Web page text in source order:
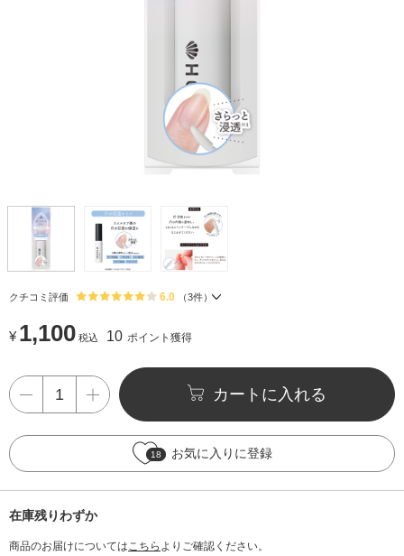
クチコミ評価 6.0 （3件）
¥ 1,100 税込 10 ポイント獲得
カートに入れる
18 お気に入りに登録
在庫残りわずか
商品のお届けについてはこちら よりご確認ください。